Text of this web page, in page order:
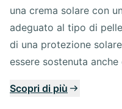
una crema solare con
adeguato al tipo di
di una protezione
essere sostenuta
Scopri di più